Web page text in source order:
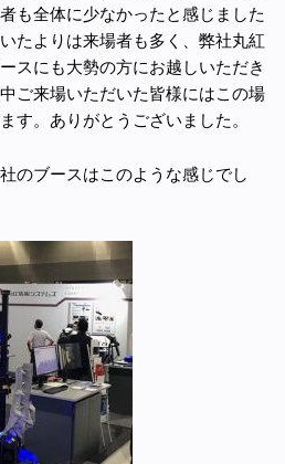
も全体に少なかったと感じました
たよりは来場者も多く、弊社丸紅
スにも大勢の方にお越しいただき
ご来場いただいた皆様にはこの場
す。ありがとうございました。
のブースはこのような感じでし